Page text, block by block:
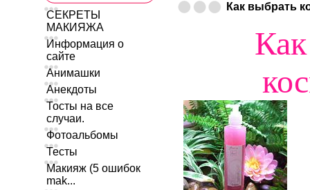
СЕКРЕТЫ
МАКИЯЖА
Информация о
сайте
Анимашки
Анекдоты
Тосты на все
случаи.
Фотоальбомы
Тесты
Макияж (5 ошибок
mak...
Как выбрать